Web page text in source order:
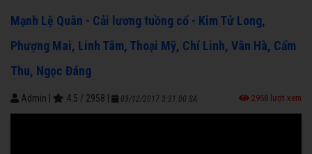
Mạnh Lệ Quân - Cải lương tuồng cổ - Kim Tử Long,
Phượng Mai, Linh Tâm, Thoại Mỹ, Chí Linh, Vân Hà, Cẩm
Thu, Ngọc Đáng
Admin 4.5 / 2958 03/12/2017 3:31:00 SA 2958 lượt xem